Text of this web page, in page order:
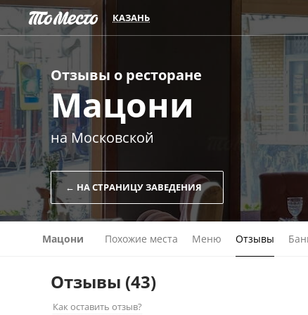
КАЗАНЬ
Отзывы о ресторане
Мацони
на Московской
← НА СТРАНИЦУ ЗАВЕДЕНИЯ
Мацони Похожие места Меню Отзывы
Отзывы (43)
Как оставить отзыв?